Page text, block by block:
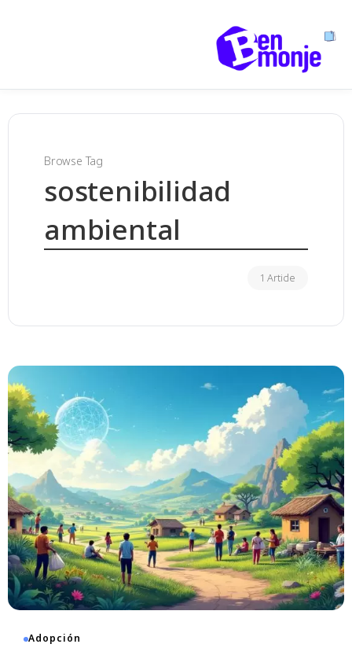
Browse Tag
sostenibilidad
ambiental
1 Article
Adopción